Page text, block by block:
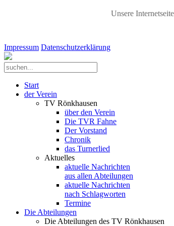
Unsere
Impressum Datenschutzerklärung
Start
der Verein
TV Rönkhausen
über den Verein
Die TVR Fahne
Der Vorstand
Chronik
das Turnerlied
Aktuelles
aktuelle Nachrichten
aus allen Abteilungen
aktuelle Nachrichten
nach Schlagworten
Termine
Die Abteilungen
Die Abteilungen des TV Rönkhausen